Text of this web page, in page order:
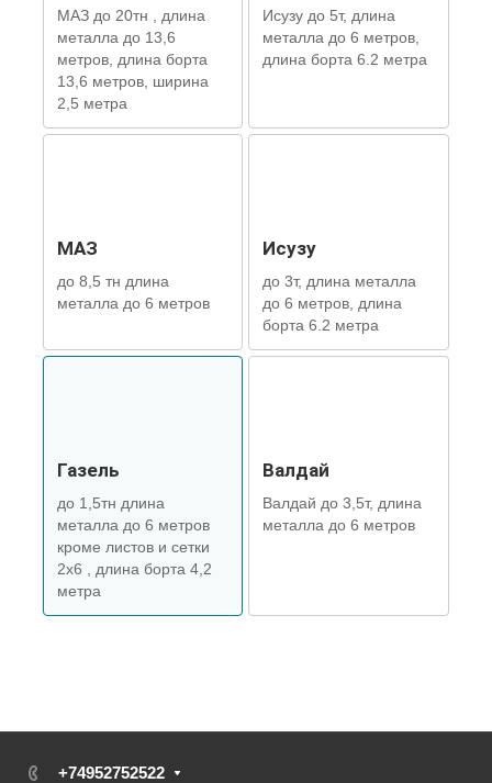
МАЗ до 20тн , длина
металла до 13,6
метров, длина борта
13,6 метров, ширина
2,5 метра
Исузу до 5т, длина
металла до 6 метров,
длина борта 6.2 метра
МАЗ
до 8,5 тн длина
металла до 6 метров
Исузу
до 3т, длина металла
до 6 метров, длина
борта 6.2 метра
Газель
до 1,5тн длина
металла до 6 метров
кроме листов и сетки
2х6 , длина борта 4,2
метра
Валдай
Валдай до 3,5т, длина
металла до 6 метров
+74952752522